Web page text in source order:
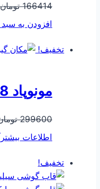
166414 تومان
افزودن به
تخفیف!
مونوپاد YT-1288
299600
اطلاعات بیشتر
تخفیف!